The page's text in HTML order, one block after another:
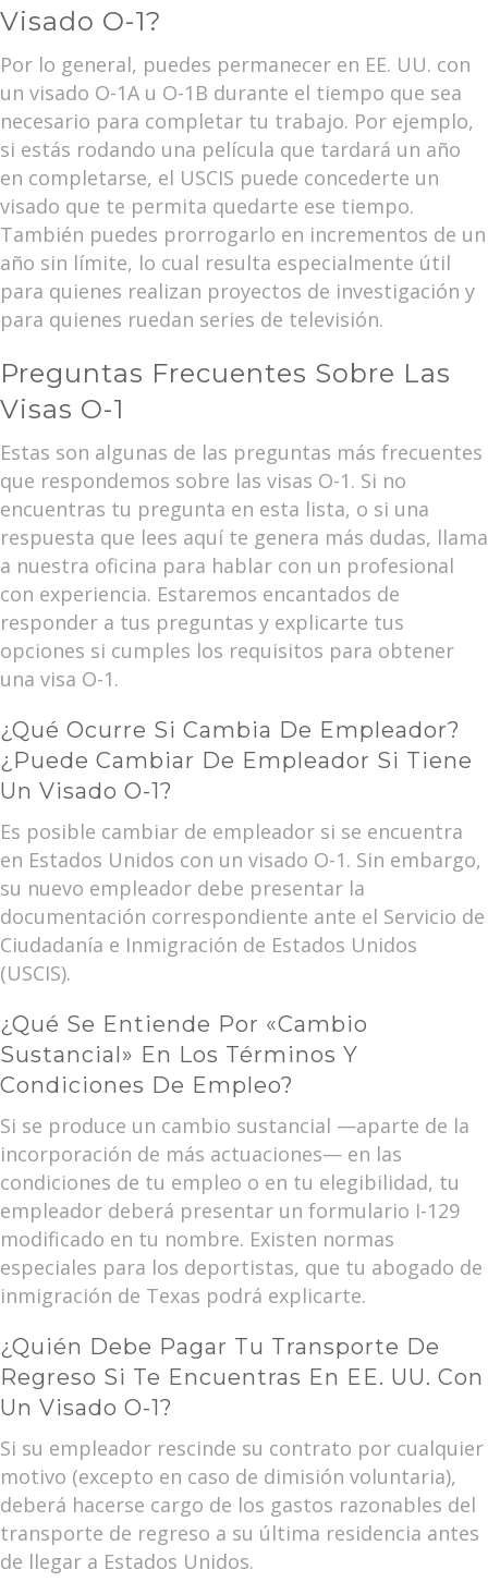
Visado O-1?
Por lo general, puedes permanecer en EE. UU. con
un visado O-1A u O-1B durante el tiempo que sea
necesario para completar tu trabajo. Por ejemplo,
si estás rodando una película que tardará un año
en completarse, el USCIS puede concederte un
visado que te permita quedarte ese tiempo.
También puedes prorrogarlo en incrementos de un
año sin límite, lo cual resulta especialmente útil
para quienes realizan proyectos de investigación y
para quienes ruedan series de televisión.
Preguntas Frecuentes Sobre Las
Visas O-1
Estas son algunas de las preguntas más frecuentes
que respondemos sobre las visas O-1. Si no
encuentras tu pregunta en esta lista, o si una
respuesta que lees aquí te genera más dudas, llama
a nuestra oficina para hablar con un profesional
con experiencia. Estaremos encantados de
responder a tus preguntas y explicarte tus
opciones si cumples los requisitos para obtener
una visa O-1.
¿Qué Ocurre Si Cambia De Empleador?
¿Puede Cambiar De Empleador Si Tiene
Un Visado O-1?
Es posible cambiar de empleador si se encuentra
en Estados Unidos con un visado O-1. Sin embargo,
su nuevo empleador debe presentar la
documentación correspondiente ante el Servicio de
Ciudadanía e Inmigración de Estados Unidos
(USCIS).
¿Qué Se Entiende Por «cambio
Sustancial» En Los Términos Y
Condiciones De Empleo?
Si se produce un cambio sustancial —aparte de la
incorporación de más actuaciones— en las
condiciones de tu empleo o en tu elegibilidad, tu
empleador deberá presentar un formulario I-129
modificado en tu nombre. Existen normas
especiales para los deportistas, que tu abogado de
inmigración de Texas podrá explicarte.
¿Quién Debe Pagar Tu Transporte De
Regreso Si Te Encuentras En EE. UU. Con
Un Visado O-1?
Si su empleador rescinde su contrato por cualquier
motivo (excepto en caso de dimisión voluntaria),
deberá hacerse cargo de los gastos razonables del
transporte de regreso a su última residencia antes
de llegar a Estados Unidos.